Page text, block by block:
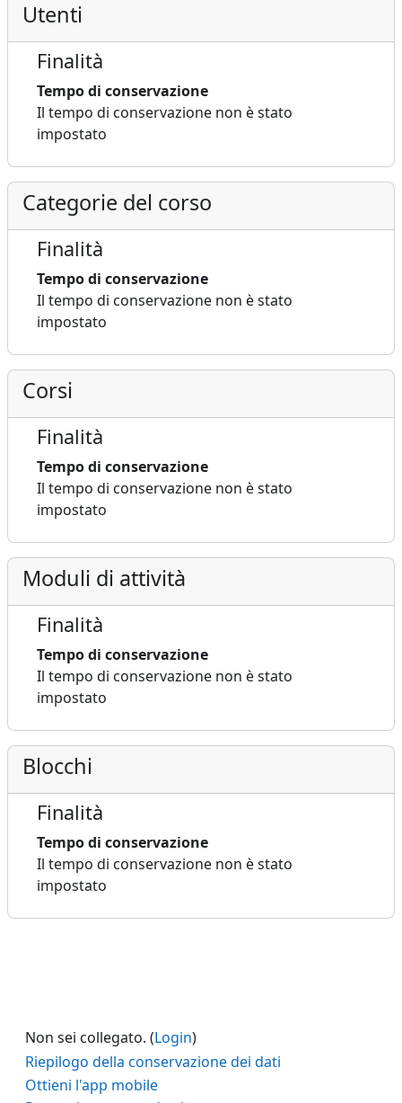
Utenti
Finalità
Tempo di conservazione
Il tempo di conservazione non è stato
impostato
Categorie del corso
Finalità
Tempo di conservazione
Il tempo di conservazione non è stato
impostato
Corsi
Finalità
Tempo di conservazione
Il tempo di conservazione non è stato
impostato
Moduli di attività
Finalità
Tempo di conservazione
Il tempo di conservazione non è stato
impostato
Blocchi
Finalità
Tempo di conservazione
Il tempo di conservazione non è stato
impostato
Non sei collegato. (Login)
Riepilogo della conservazione dei dati
Ottieni l'app mobile